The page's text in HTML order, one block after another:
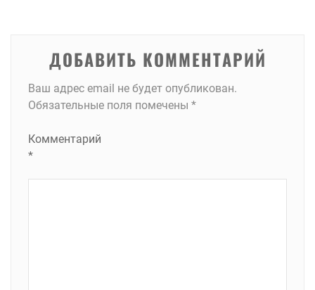
ДОБАВИТЬ КОММЕНТАРИЙ
Ваш адрес email не будет опубликован.
Обязательные поля помечены *
Комментарий
*